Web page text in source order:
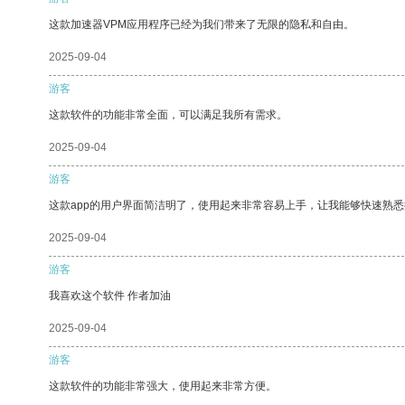
这款加速器VPM应用程序已经为我们带来了无限的隐私和自由。
2025-09-04
游客
这款软件的功能非常全面，可以满足我所有需求。
2025-09-04
游客
这款app的用户界面简洁明了，使用起来非常容易上手，让我能够快速熟
2025-09-04
游客
我喜欢这个软件 作者加油
2025-09-04
游客
这款软件的功能非常强大，使用起来非常方便。